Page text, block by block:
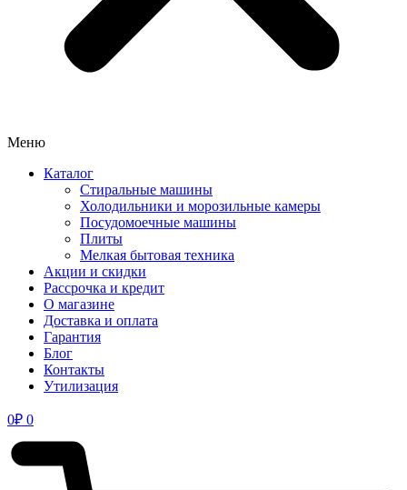
Меню
Каталог
Стиральные машины
Холодильники и морозильные камеры
Посудомоечные машины
Плиты
Мелкая бытовая техника
Акции и скидки
Рассрочка и кредит
О магазине
Доставка и оплата
Гарантия
Блог
Контакты
Утилизация
0₽ 0